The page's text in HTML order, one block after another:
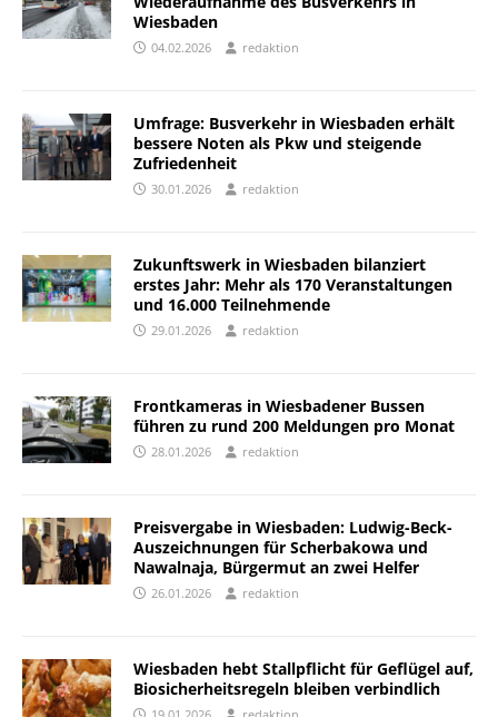
Wiesbaden
04.02.2026 redaktion
Umfrage: Busverkehr in Wiesbaden erhält
bessere Noten als Pkw und steigende
Zufriedenheit
30.01.2026 redaktion
Zukunftswerk in Wiesbaden bilanziert
erstes Jahr: Mehr als 170 Veranstaltungen
und 16.000 Teilnehmende
29.01.2026 redaktion
Frontkameras in Wiesbadener Bussen
führen zu rund 200 Meldungen pro Monat
28.01.2026 redaktion
Preisvergabe in Wiesbaden: Ludwig-Beck-
Auszeichnungen für Scherbakowa und
Nawalnaja, Bürgermut an zwei Helfer
26.01.2026 redaktion
Wiesbaden hebt Stallpflicht für Geflügel auf,
Biosicherheitsregeln bleiben verbindlich